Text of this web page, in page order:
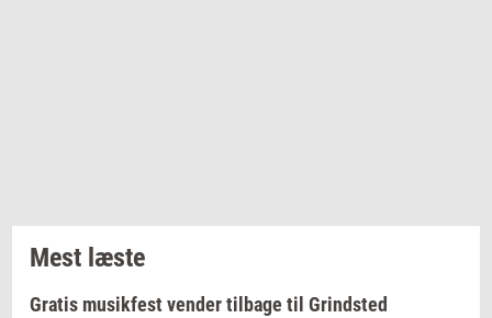
Mest læste
Gratis musikfest vender tilbage til Grindsted